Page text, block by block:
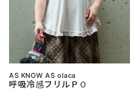
AS KNOW AS olaca
呼吸冷感フリルＰＯ